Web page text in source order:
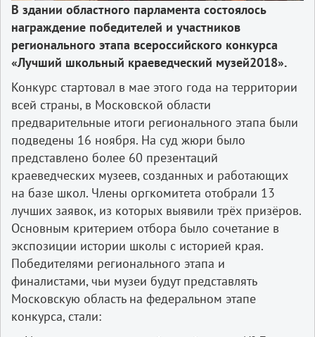
В здании областного парламента состоялось
награждение победителей и участников
регионального этапа всероссийского конкурса
«Лучший школьный краеведческий музей­2018».
Конкурс стартовал в мае этого года на территории
всей страны, в Московской области
предварительные итоги регионального этапа были
подведены 16 ноября. На суд жюри было
представлено более 60 презентаций
краеведческих музеев, созданных и работающих
на базе школ. Члены оргкомитета отобрали 13
лучших заявок, из которых выявили трёх призёров.
Основным критерием отбора было сочетание в
экспозиции истории школы с историей края.
Победителями регионального этапа и
финалистами, чьи музеи будут представлять
Московскую область на федеральном этапе
конкурса, стали: